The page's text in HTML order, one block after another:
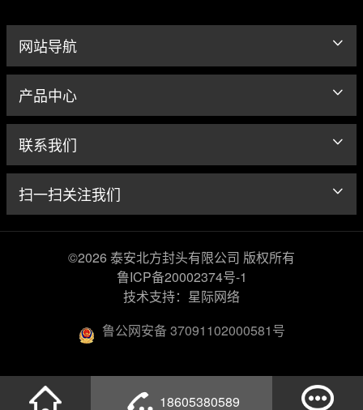
18605380589
网站导航
产品中心
联系我们
扫一扫关注我们
©2026 泰安北方封头有限公司 版权所有
鲁ICP备20002374号-1
技术支持：星际网络
鲁公网安备 37091102000581号